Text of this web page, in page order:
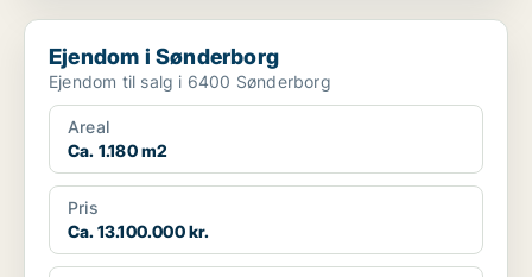
Ejendom i Sønderborg
Ejendom i Sønderborg
Ejendom til salg i 6400 Sønderborg
Areal
Ca. 1.180 m2
Pris
Ca. 13.100.000 kr.